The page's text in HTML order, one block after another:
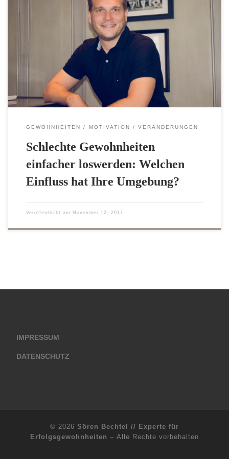
Ihre Umgebung ist Ihre Komfortzone. Zu Hause liegt die
Fernbedienung direkt neben dem Sessel? Die Kekse
stehen auf der Küchenanrichte, damit Sie im Vorbeigehen
ab und zu naschen können? Ihr Smarphone liegt auf dem
Nachttisch, damit Sie auch keine wichtige Nachricht
verpassen? Kann ich verstehen. Ist ja auch schön bequem.
GEWOHNHEITEN MOTIVATION VERÄNDERUNGEN
Schlechte Gewohnheiten
einfacher loswerden: Welchen
Einfluss hat Ihre Umgebung?
Veröffentlicht am November 12, 2017
IMPRESSUM
DATENSCHUTZ
© 2026 Sören Bechtel // Experte für
Erfolgsgewohnheiten – Alle Rechte vorbehalten